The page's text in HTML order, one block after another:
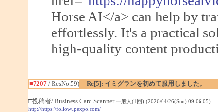
Horse AI</a> can help by
effortlessly. It's a practical
high-quality content
■7207/ ResNo.59) Re[5]: イミグランを初めて服用しました。
□投稿者/ Business Card Scanner一般人(1回)-(2026/04/26(Sun) 09:06:05)
http://https://followupexpo.com/